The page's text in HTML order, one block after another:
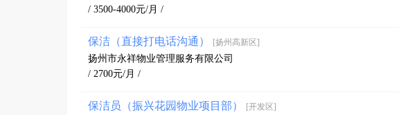
/ 3500-4000元/月 /
保洁（直接打电话沟通） [扬州高新区]
扬州市永祥物业管理服务有限公司
/ 2700元/月 /
保洁员（振兴花园物业项目部） [开发区]